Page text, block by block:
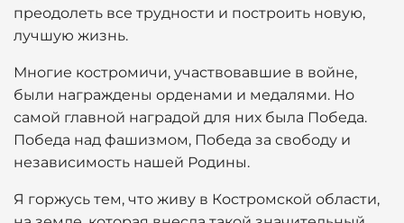
преодолеть все трудности и построить новую,
лучшую жизнь.
Многие костромичи, участвовавшие в войне,
были награждены орденами и медалями. Но
самой главной наградой для них была Победа.
Победа над фашизмом, Победа за свободу и
независимость нашей Родины.
Я горжусь тем, что живу в Костромской области,